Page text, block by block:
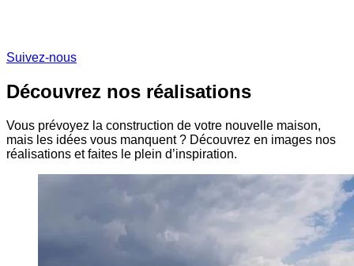
Suivez-nous
Découvrez nos réalisations
Vous prévoyez la construction de votre nouvelle maison,
mais les idées vous manquent ? Découvrez en images nos
réalisations et faites le plein d’inspiration.